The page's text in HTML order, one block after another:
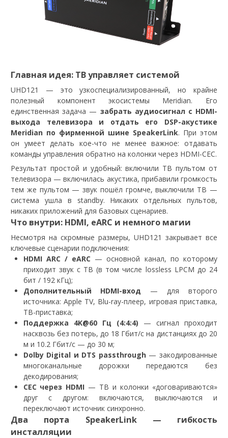
Главная идея: ТВ управляет системой
UHD121 — это узкоспециализированный, но крайне
полезный компонент экосистемы Meridian. Его
единственная задача — забрать аудиосигнал с HDMI-
выхода телевизора и отдать его DSP-акустике
Meridian по фирменной шине SpeakerLink. При этом
он умеет делать кое-что не менее важное: отдавать
команды управления обратно на колонки через HDMI-CEC.
Результат простой и удобный: включили ТВ пультом от
телевизора — включилась акустика, прибавили громкость
тем же пультом — звук пошёл громче, выключили ТВ —
система ушла в standby. Никаких отдельных пультов,
никаких приложений для базовых сценариев.
Что внутри: HDMI, eARC и немного магии
Несмотря на скромные размеры, UHD121 закрывает все
ключевые сценарии подключения:
HDMI ARC / eARC — основной канал, по которому
приходит звук с ТВ (в том числе lossless LPCM до 24
бит / 192 кГц);
Дополнительный HDMI-вход
— для второго
источника: Apple TV, Blu-ray-плеер, игровая приставка,
ТВ-приставка;
Поддержка 4K@60 Гц (4:4:4)
— сигнал проходит
насквозь без потерь, до 18 Гбит/с на дистанциях до 20
м и 10.2 Гбит/с — до 30 м;
Dolby Digital и DTS passthrough — закодированные
многоканальные дорожки передаются без
декодирования;
CEC через HDMI — ТВ и колонки «договариваются»
друг с другом: включаются, выключаются и
переключают источник синхронно.
Два порта SpeakerLink — гибкость
инсталляции